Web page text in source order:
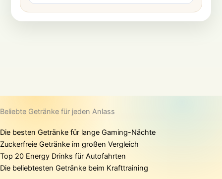
Beliebte Getränke für jeden Anlass
Die besten Getränke für lange Gaming-Nächte
Zuckerfreie Getränke im großen Vergleich
Top 20 Energy Drinks für Autofahrten
Die beliebtesten Getränke beim Krafttraining